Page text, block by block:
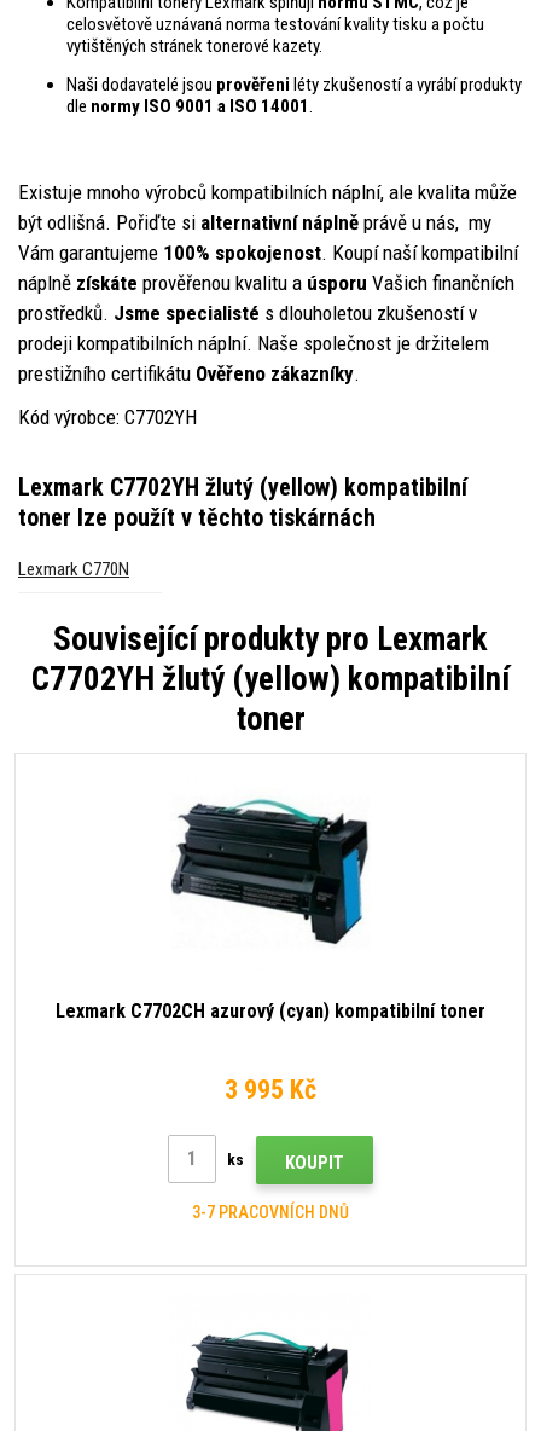
celosvětově uznávaná norma testování kvality tisku a počtu
vytištěných stránek tonerové kazety.
Naši dodavatelé jsou prověřeni léty zkušeností a vyrábí produkty
dle normy ISO 9001 a ISO 14001.
Existuje mnoho výrobců kompatibilních náplní, ale kvalita může
být odlišná. Pořiďte si alternativní náplně právě u nás, my
Vám garantujeme 100% spokojenost. Koupí naší kompatibilní
náplně získáte prověřenou kvalitu a úsporu Vašich finančních
prostředků. Jsme specialisté s dlouholetou zkušeností v
prodeji kompatibilních náplní. Naše společnost je držitelem
prestižního certifikátu Ověřeno zákazníky.
Kód výrobce: C7702YH
Lexmark C7702YH žlutý (yellow) kompatibilní
toner lze použít v těchto tiskárnách
Lexmark C770N
Související produkty pro Lexmark
C7702YH žlutý (yellow) kompatibilní
toner
Lexmark C7702CH azurový (cyan) kompatibilní toner
3 995 Kč
ks KOUPIT
3-7 PRACOVNÍCH DNŮ